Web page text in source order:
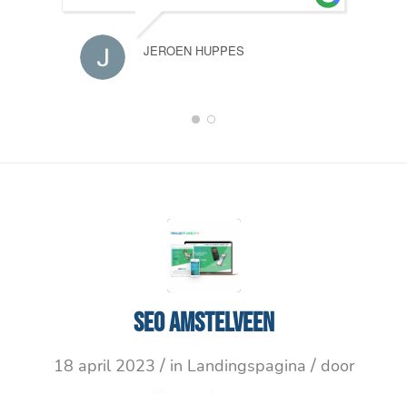
JEROEN HUPPES
SEO Amstelveen
18 april 2023 / in Landingspagina / door